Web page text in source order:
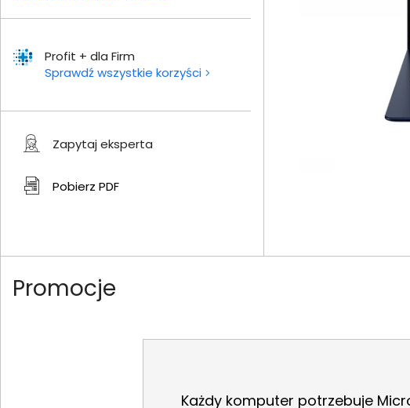
Profit + dla Firm
Sprawdź wszystkie korzyści
Zapytaj eksperta
Pobierz PDF
Promocje
Każdy komputer potrzebuje